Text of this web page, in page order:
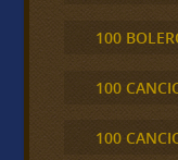
100
100
100